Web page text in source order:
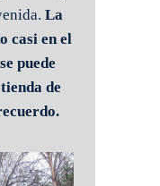
La
casi en el
puede
de